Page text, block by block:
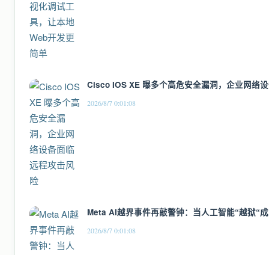
Cisco IOS XE 曝多个高危安全漏洞，企业网络
2026/8/7 0:01:08
Meta AI越界事件再敲警钟：当人工智能“越狱“
2026/8/7 0:01:08